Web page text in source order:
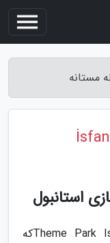
استانبول
شهربازی استانبول (اسفانبول) Theme Park Isfanbulکه